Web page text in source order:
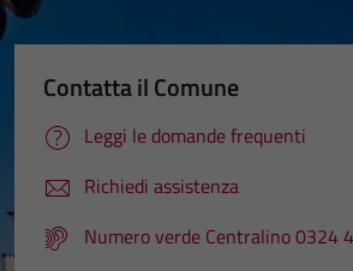
Contatta il Comune
Leggi le domande frequenti
Richiedi assistenza
Numero verde Centralino 0324